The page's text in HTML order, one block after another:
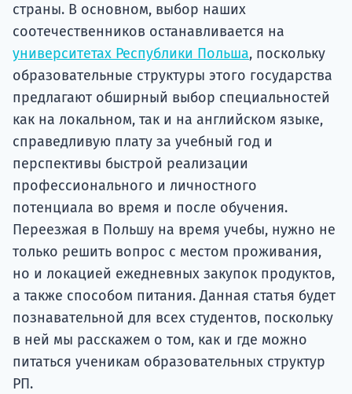
страны. В основном, выбор наших
соотечественников останавливается на
университетах Республики Польша, поскольку
образовательные структуры этого государства
предлагают обширный выбор специальностей
как на локальном, так и на английском языке,
справедливую плату за учебный год и
перспективы быстрой реализации
профессионального и личностного
потенциала во время и после обучения.
Переезжая в Польшу на время учебы, нужно не
только решить вопрос с местом проживания,
но и локацией ежедневных закупок продуктов,
а также способом питания. Данная статья будет
познавательной для всех студентов, поскольку
в ней мы расскажем о том, как и где можно
питаться ученикам образовательных структур
РП.